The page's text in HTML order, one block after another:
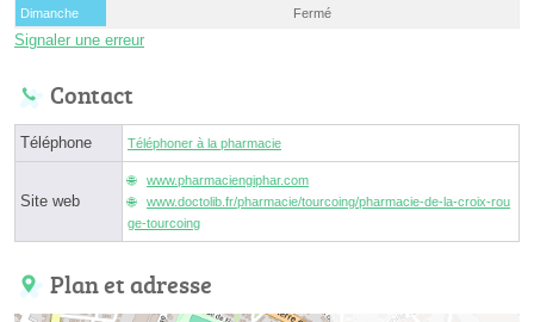
Dimanche
Fermé
Signaler une erreur
Contact
Téléphone Téléphoner à la pharmacie
Site web
www.pharmaciengiphar.com
www.doctolib.fr/pharmacie/tourcoing/pharmacie-de-la-croix-rou
ge-tourcoing
Plan et adresse